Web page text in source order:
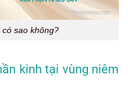
sao không?
kinh tại vùng niêm